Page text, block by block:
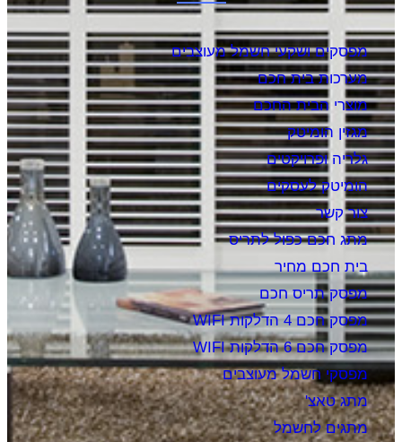
מפסקים ושקעי חשמל מעוצבים
מערכות בית חכם
מוצרי הבית החכם
מגזין הומיטק
גלריה ופרויקטים
הומיטק לעסקים
צור קשר
מתג חכם כפול לתריס
בית חכם מחיר
מפסק תריס חכם
מפסק חכם 4 הדלקות WIFI
מפסק חכם 6 הדלקות WIFI
מפסקי חשמל מעוצבים
מתג טאצ'
מתגים לחשמל